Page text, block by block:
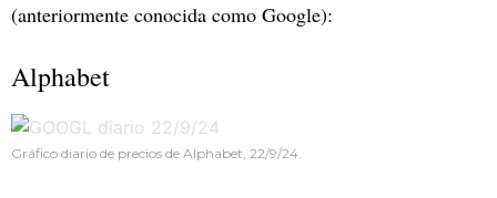
(anteriormente conocida como Google):
Alphabet
Gráfico diario de precios de Alphabet, 22/9/24.